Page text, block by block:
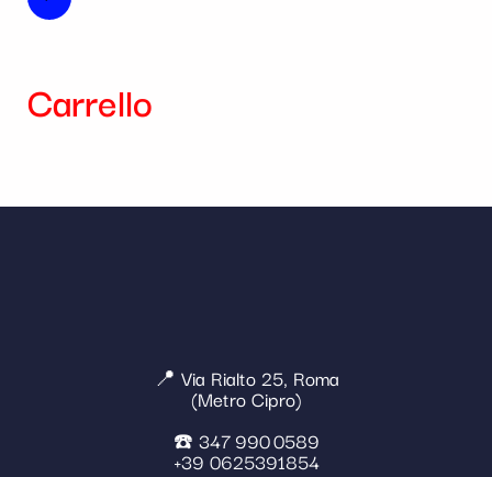
Carrello
📍 Via Rialto 25, Roma
(Metro Cipro)
☎️ 347 990 0589
+39 0625391854